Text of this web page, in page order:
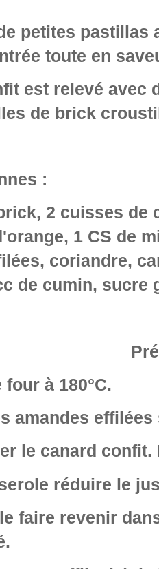
petites pastillas
toute en
est relevé avec
de brick
:
2 cuisses de
1 CS de
coriandre,
de cumin, sucre
à 180°C.
amandes
le canard
réduire le
faire revenir